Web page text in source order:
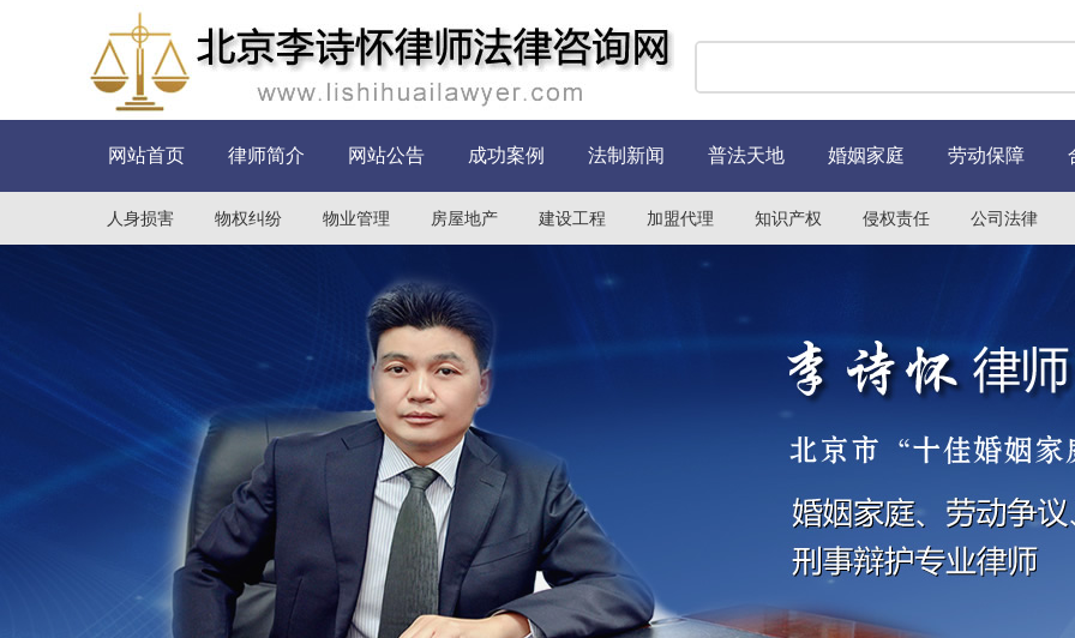
网站首页 律师简介 网站公告 成功案例 法制新闻 普法天地 婚姻家庭 劳动保障
人身损害 物权纠纷 物业管理 房屋地产 建设工程 加盟代理 知识产权 侵权责任 公司法律